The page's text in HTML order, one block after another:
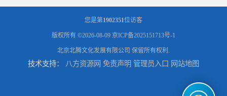
您是第1902351位访客
版权所有 ©2026-08-09 京ICP备2025151713号-1
北京北腾文化发展有限公司 保留所有权利.
技术支持： 八方资源网 免责声明 管理员入口 网站地图